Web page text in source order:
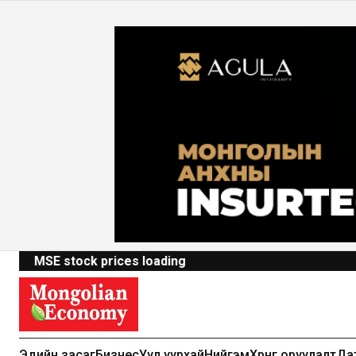
MSE stock prices loading